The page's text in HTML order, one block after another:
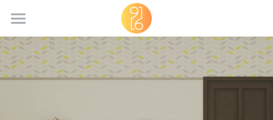
台南久藝
最新案例